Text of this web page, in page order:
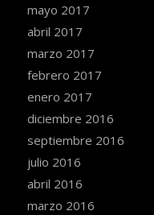
mayo 2017
abril 2017
marzo 2017
febrero 2017
enero 2017
diciembre 2016
septiembre 2016
julio 2016
abril 2016
marzo 2016